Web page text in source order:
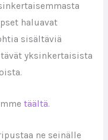
haluavat
sisältäviä
yksinkertaisista
täältä.
ne seinälle